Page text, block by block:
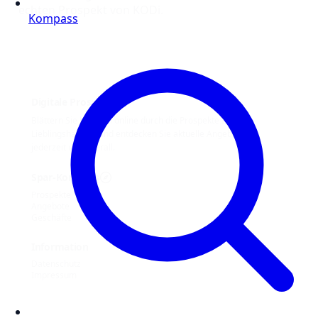
echten Prospekt von KODi.
Digitale Prospekte
Blättern Sie bequem online durch die Prospekte Ihrer
Lieblingshändler und entdecken Sie aktuelle Angebote –
jederzeit und überall.
Spar-Kompass
Kompass